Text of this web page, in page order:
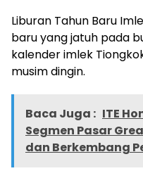
Liburan Tahun Baru
baru yang jatuh pada
kalender imlek
musim dingin.
Baca Juga : ITE
Segmen Pasar
dan Berkembang